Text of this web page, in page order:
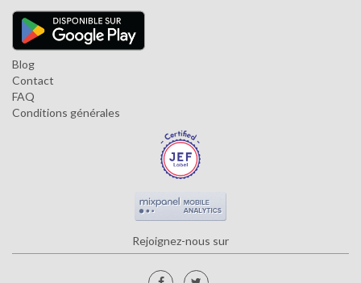
Blog
Contact
FAQ
Conditions générales
Rejoignez-nous sur